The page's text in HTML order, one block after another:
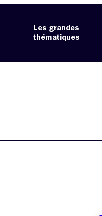
Les grandes
thématiques